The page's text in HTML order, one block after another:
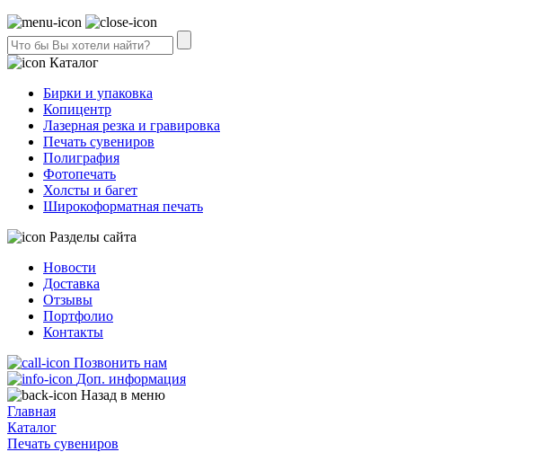
Каталог
Бирки и упаковка
Копицентр
Лазерная резка и гравировка
Печать сувениров
Полиграфия
Фотопечать
Холсты и багет
Широкоформатная печать
Разделы сайта
Новости
Доставка
Отзывы
Портфолио
Контакты
Позвонить нам
Доп. информация
Назад в меню
Главная
Каталог
Печать сувениров